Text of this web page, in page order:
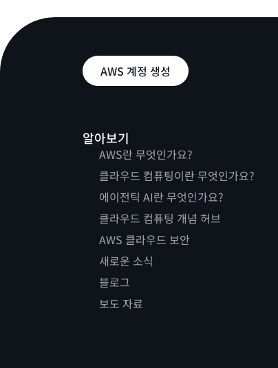
AWS 계정 생성
알아보기
AWS란 무엇인가요?
클라우드 컴퓨팅이란 무엇인가요?
에이전틱 AI란 무엇인가요?
클라우드 컴퓨팅 개념 허브
AWS 클라우드 보안
새로운 소식
블로그
보도 자료